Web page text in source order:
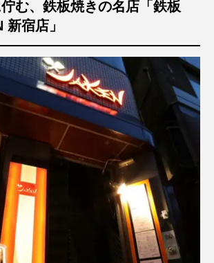
む、鉄板焼きの名店「鉄板
宿店」